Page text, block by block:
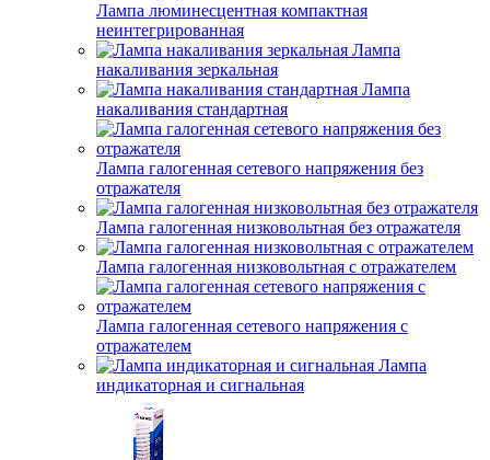
Лампа люминесцентная компактная
неинтегрированная
Лампа
накаливания зеркальная
Лампа
накаливания стандартная
Лампа галогенная сетевого напряжения без
отражателя
Лампа галогенная низковольтная без отражателя
Лампа галогенная низковольтная с отражателем
Лампа галогенная сетевого напряжения с
отражателем
Лампа
индикаторная и сигнальная